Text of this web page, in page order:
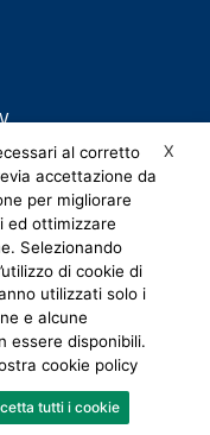
X
al corretto
accettazione da
per migliorare
ed ottimizzare
Selezionando
di cookie di
utilizzati solo i
e alcune
essere disponibili.
cookie policy
tutti i cookie